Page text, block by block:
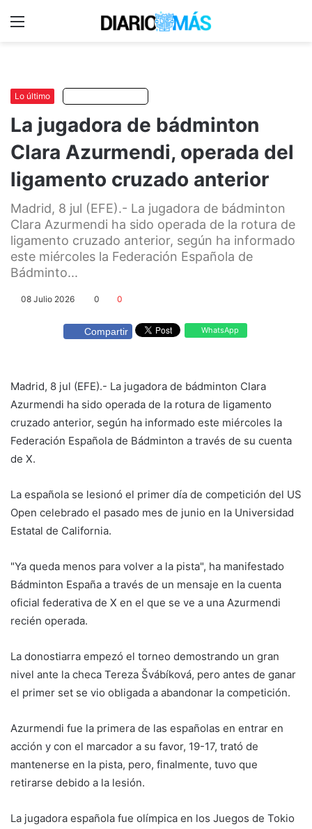
Lo último
La jugadora de bádminton
Clara Azurmendi, operada del
ligamento cruzado anterior
Madrid, 8 jul (EFE).- La jugadora de bádminton
Clara Azurmendi ha sido operada de la rotura de
ligamento cruzado anterior, según ha informado
este miércoles la Federación Española de
Bádminto...
08 Julio 2026 0 0
Compartir WhatsApp
Madrid, 8 jul (EFE).- La jugadora de bádminton Clara
Azurmendi ha sido operada de la rotura de ligamento
cruzado anterior, según ha informado este miércoles la
Federación Española de Bádminton a través de su cuenta
de X.
La española se lesionó el primer día de competición del US
Open celebrado el pasado mes de junio en la Universidad
Estatal de California.
"Ya queda menos para volver a la pista", ha manifestado
Bádminton España a través de un mensaje en la cuenta
oficial federativa de X en el que se ve a una Azurmendi
recién operada.
La donostiarra empezó el torneo demostrando un gran
nivel ante la checa Tereza Švábíková, pero antes de ganar
el primer set se vio obligada a abandonar la competición.
Azurmendi fue la primera de las españolas en entrar en
acción y con el marcador a su favor, 19-17, trató de
mantenerse en la pista, pero, finalmente, tuvo que
retirarse debido a la lesión.
La jugadora española fue olímpica en los Juegos de Tokio